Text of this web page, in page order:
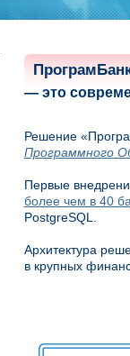
— это
Решение
Программного
Первые
более чем в 40
PostgreSQL.
Архитектура
в крупных